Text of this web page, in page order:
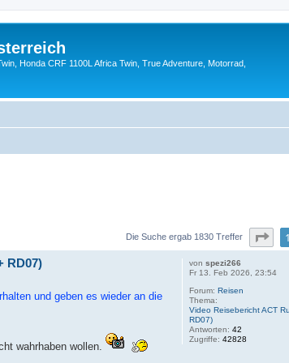
Honda CRF 1100L Africa Twin, True Adventure, Motorrad,
Die Suche ergab 1830 Treffer Seite1
vonspezi266
Fr 13. Feb 2026, 23:54
Forum:Reisen
Thema:
Video Reisebericht ACT
RD07)
Antworten:42
Zugriffe:42828
RD07)
und geben es wieder an die
wahrhaben wollen.